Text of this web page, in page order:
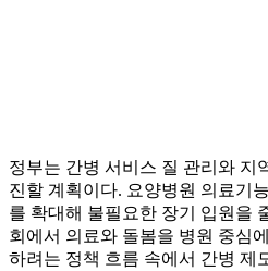
정부는 간병 서비스 질 관리와 지
진할 계획이다. 요양병원 의료기
를 확대해 불필요한 장기 입원을
회에서 의료와 돌봄을 병원 중심
하려는 정책 흐름 속에서 간병 제